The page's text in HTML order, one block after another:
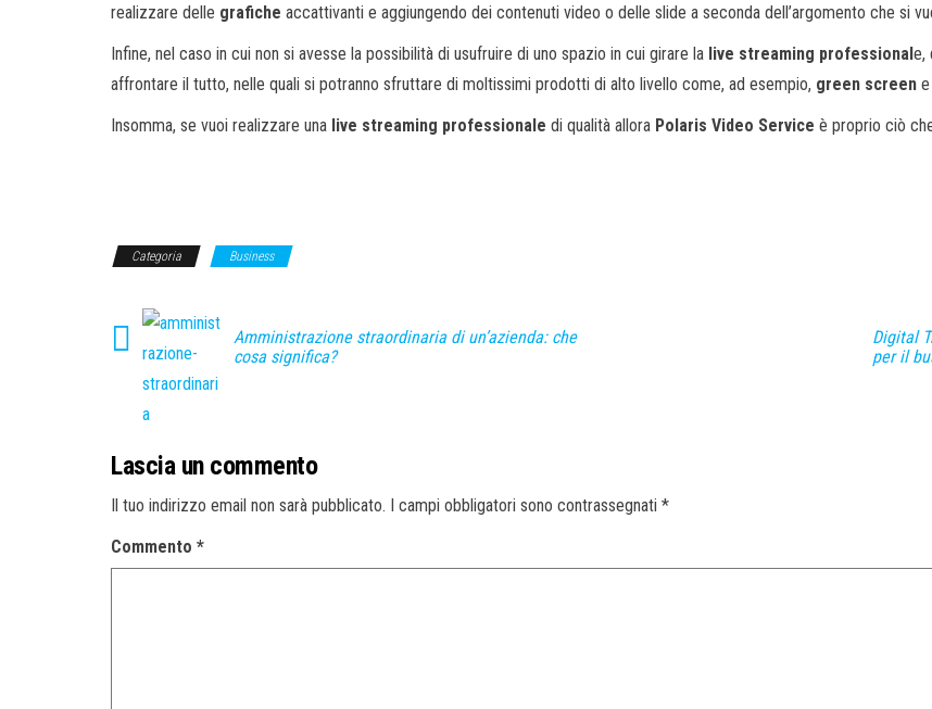
realizzare delle grafiche accattivanti e aggiungendo dei contenuti video o delle slide a seconda dell’argomento che si
Infine, nel caso in cui non si avesse la possibilità di usufruire di uno spazio in cui girare la live streaming professionale,
affrontare il tutto, nelle quali si potranno sfruttare di moltissimi prodotti di alto livello come, ad esempio, green screen
Insomma, se vuoi realizzare una live streaming professionale di qualità allora Polaris Video Service è proprio ciò
Categoria Business
Amministrazione straordinaria di un’azienda: che
cosa significa?
Digital
per il
Lascia un commento
Il tuo indirizzo email non sarà pubblicato. I campi obbligatori sono contrassegnati *
Commento *